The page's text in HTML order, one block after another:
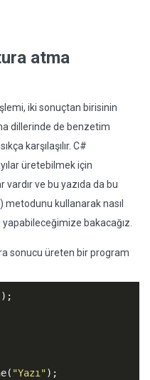
atma
iki sonuçtan birisinin
dillerinde de benzetim
karşılaşılır. C#
üretebilmek için
vardır ve bu yazıda da bu
metodunu kullanarak nasıl
bakacağız.
sonucu üreten bir program
"Yazı"